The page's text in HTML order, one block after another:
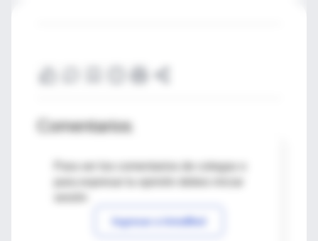
Comentarios
Para ver los comentarios de colegas o
Ingresar a IntraMed